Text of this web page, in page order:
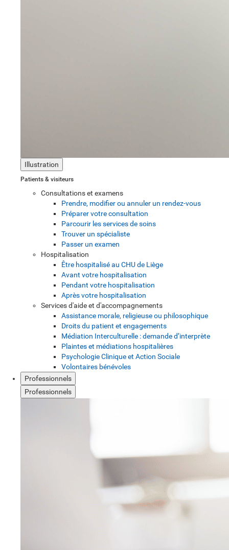
Illustration
Patients & visiteurs
Consultations et examens
Prendre, modifier ou annuler un rendez-vous
Préparer votre consultation
Parcourir les services de soins
Trouver un spécialiste
Passer un examen
Hospitalisation
Être hospitalisé au CHU de Liège
Avant votre hospitalisation
Pendant votre hospitalisation
Après votre hospitalisation
Services d'aide et d'accompagnements
Assistance morale, religieuse ou philosophique
Droits du patient et engagements
Médiation Interculturelle : demande d’interprète
Plaintes et médiations hospitalières
Psychologie Clinique et Action Sociale
Volontaires bénévoles
Professionnels
Professionnels